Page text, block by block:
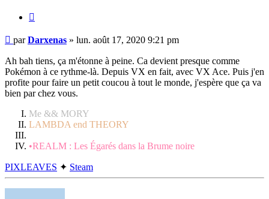
Message
non
lu
parDarxenas » lun. août 17, 2020 9:21 pm
Ah bah tiens, ça m'étonne à peine. Ca devient presque comme
Pokémon à ce rythme-là. Depuis VX en fait, avec VX Ace. Puis j'en
profite pour faire un petit coucou à tout le monde, j'espère que ça va
bien par chez vous.
Me && MORY
LAMBDA end THEORY
•REALM : Les Égarés dans la Brume noire
PIXLEAVES ✦ Steam
Haut